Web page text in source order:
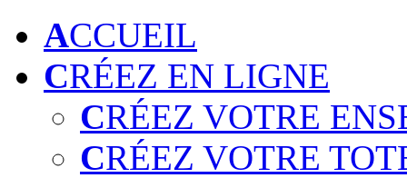
ACCUEIL
CRÉEZ EN LIGNE
CRÉEZ VOTRE
CRÉEZ VOTRE